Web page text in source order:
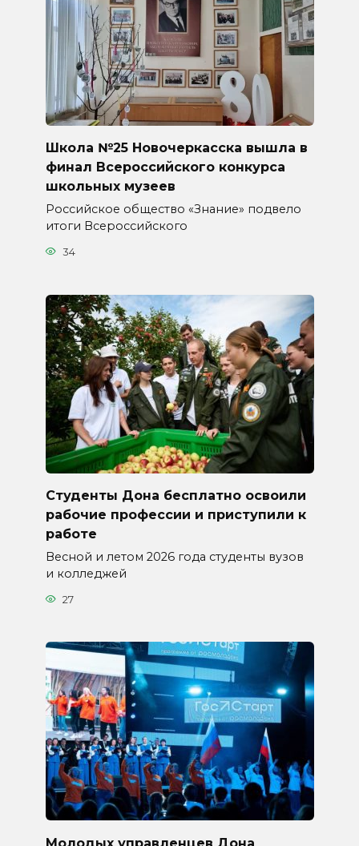
Школа №25 Новочеркасска вышла в
финал Всероссийского конкурса
школьных музеев
Российское общество «Знание» подвело
итоги Всероссийского
34
Студенты Дона бесплатно освоили
рабочие профессии и приступили к
работе
Весной и летом 2026 года студенты вузов
и колледжей
27
Молодых управленцев Дона